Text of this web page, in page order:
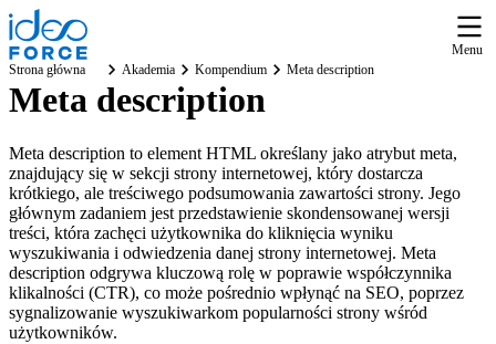
Menu
Strona główna
Akademia Kompendium Meta description
Meta description
Meta description to element HTML określany jako atrybut meta,
znajdujący się w sekcji strony internetowej, który dostarcza
krótkiego, ale treściwego podsumowania zawartości strony. Jego
głównym zadaniem jest przedstawienie skondensowanej wersji
treści, która zachęci użytkownika do kliknięcia wyniku
wyszukiwania i odwiedzenia danej strony internetowej. Meta
description odgrywa kluczową rolę w poprawie współczynnika
klikalności (CTR), co może pośrednio wpłynąć na SEO, poprzez
sygnalizowanie wyszukiwarkom popularności strony wśród
użytkowników.